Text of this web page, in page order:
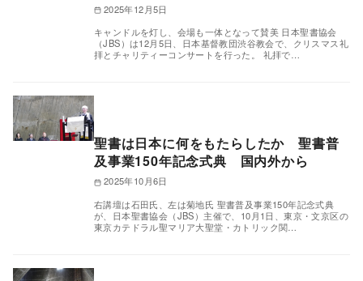
2025年12月5日
キャンドルを灯し、会場も一体となって賛美 日本聖書協会
（JBS）は12月5日、日本基督教団渋谷教会で、クリスマス礼
拝とチャリティーコンサートを行った。 礼拝で…
聖書は日本に何をもたらしたか 聖書普
及事業150年記念式典 国内外から
2025年10月6日
右講壇は石田氏、左は菊地氏 聖書普及事業150年記念式典
が、日本聖書協会（JBS）主催で、10月1日、東京・文京区の
東京カテドラル聖マリア大聖堂・カトリック関…